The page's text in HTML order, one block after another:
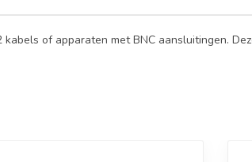
of apparaten met BNC aansluitingen.